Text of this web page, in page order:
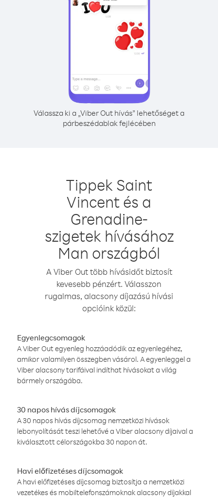
Válassza ki a „Viber Out hívás” lehetőséget a
párbeszédablak fejlécében
Tippek Saint
Vincent és a
Grenadine-
szigetek hívásához
Man országból
A Viber Out több hívásidőt biztosít
kevesebb pénzért. Válasszon
rugalmas, alacsony díjazású hívási
opcióink közül:
Egyenlegcsomagok
A Viber Out egyenleg hozzáadódik az egyenlegéhez,
amikor valamilyen összegben vásárol. A egyenleggel a
Viber alacsony tarifáival indíthat hívásokat a világ
bármely országába.
30 napos hívás díjcsomagok
A 30 napos hívás díjcsomag nemzetközi hívások
lebonyolítását teszi lehetővé a Viber alacsony díjaival a
kiválasztott célországokba 30 napon át.
Havi előfizetéses díjcsomagok
A havi előfizetéses díjcsomag biztosítja a nemzetközi
vezetékes és mobiltelefonszámoknak alacsony díjakkal